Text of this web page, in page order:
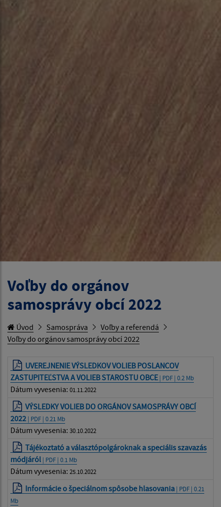
Voľby do orgánov
samosprávy obcí 2022
Úvod Samospráva
Voľby a referendá
Voľby do orgánov samosprávy obcí 2022
UVEREJNENIE VÝSLEDKOV VOLIEB POSLANCOV
ZASTUPITEĽSTVA A VOLIEB STAROSTU OBCE| PDF | 0.2 Mb
Dátum vyvesenia: 01.11.2022
VÝSLEDKY VOLIEB DO ORGÁNOV SAMOSPRÁVY OBCÍ
2022 | PDF | 0.21 Mb
Dátum vyvesenia: 30.10.2022
Tájékoztató a választópolgároknak a speciális szavazás
módjáról | PDF | 0.1 Mb
Dátum vyvesenia: 25.10.2022
Informácie o špeciálnom spôsobe hlasovania | PDF | 0.21
Mb